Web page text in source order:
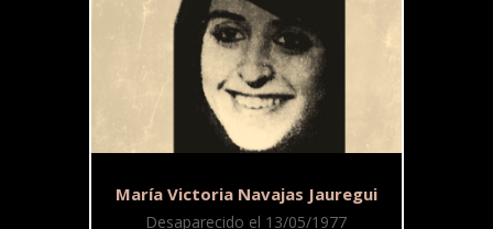
María Victoria Navajas Jauregui
Desaparecido el 13/05/1977